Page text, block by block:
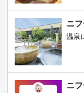
ニ
温泉
ニ